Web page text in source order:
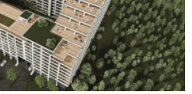
08-2026
IDBank - рядом со стартапами на
Summit
08-2026